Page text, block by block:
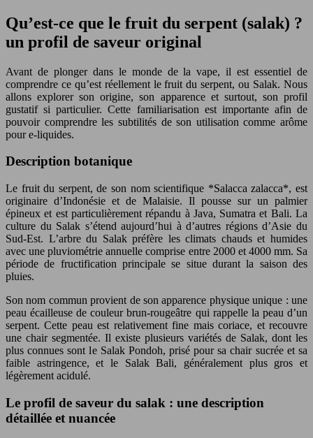
Qu’est-ce que le fruit du serpent (salak) ?
un profil de saveur original
Avant de plonger dans le monde de la vape, il est essentiel de
comprendre ce qu’est réellement le fruit du serpent, ou Salak. Nous
allons explorer son origine, son apparence et surtout, son profil
gustatif si particulier. Cette familiarisation est importante afin de
pouvoir comprendre les subtilités de son utilisation comme arôme
pour e-liquides.
Description botanique
Le fruit du serpent, de son nom scientifique *Salacca zalacca*, est
originaire d’Indonésie et de Malaisie. Il pousse sur un palmier
épineux et est particulièrement répandu à Java, Sumatra et Bali. La
culture du Salak s’étend aujourd’hui à d’autres régions d’Asie du
Sud-Est. L’arbre du Salak préfère les climats chauds et humides
avec une pluviométrie annuelle comprise entre 2000 et 4000 mm. Sa
période de fructification principale se situe durant la saison des
pluies.
Son nom commun provient de son apparence physique unique : une
peau écailleuse de couleur brun-rougeâtre qui rappelle la peau d’un
serpent. Cette peau est relativement fine mais coriace, et recouvre
une chair segmentée. Il existe plusieurs variétés de Salak, dont les
plus connues sont le Salak Pondoh, prisé pour sa chair sucrée et sa
faible astringence, et le Salak Bali, généralement plus gros et
légèrement acidulé.
Le profil de saveur du salak : une description
détaillée et nuancée